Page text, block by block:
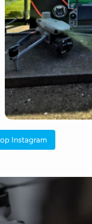
Instagram